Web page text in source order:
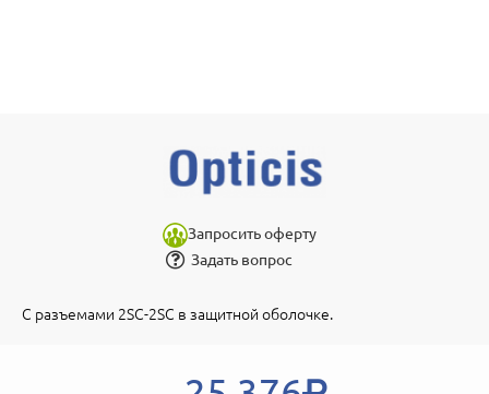
Запросить оферту
Задать вопрос
С разъемами 2SC-2SC в защитной оболочке.